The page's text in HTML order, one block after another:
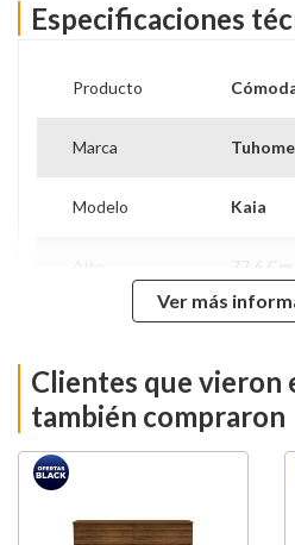
Especificaciones
Producto
Marca Tuhome
Modelo Kaia
107 Cm
Peso 41,6 Kg
Ver más
Clientes que vieron
también compraron